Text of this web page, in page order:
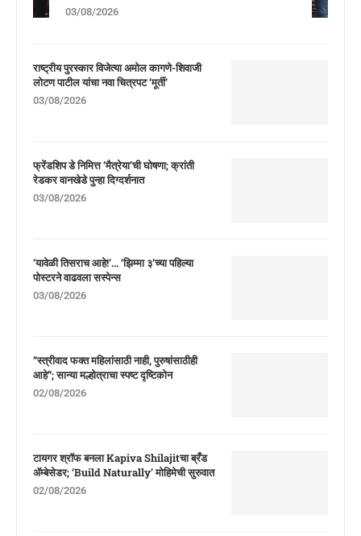
03/08/2026
राष्ट्रीय पुरस्कार विजेत्या अमोल कागणे-शिवाजी
लोटण पाटील यांचा नवा चित्रपट ‘मूर्ती’
03/08/2026
फ्रेंडशिप डे निमित्त ‘मैत्रेया’ची घोषणा; क्रांती
रेडकर वानखेडे पुन्हा दिग्दर्शनात
03/08/2026
‘यावेळी तिसराच आहे!’… ‘झिम्मा ३’च्या पहिल्या
पोस्टरने वाढवला सस्पेन्स
03/08/2026
“स्त्रीवाद फक्त महिलांसाठी नाही, पुरुषांसाठीही
आहे”; सान्या मल्होत्राचा स्पष्ट दृष्टिकोन
02/08/2026
टायगर श्रॉफ बनला Kapiva Shilajitचा ब्रँड
ॲम्बेसेडर; ‘Build Naturally’ मोहिमेची सुरुवात
02/08/2026